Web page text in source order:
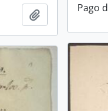
Añadir al
Pago